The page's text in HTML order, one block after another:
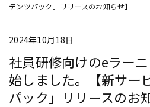
テンツパック」リリースのお知らせ】
2024年10月18日
社員研修向けのeラー
始しました。【新サー
パック」リリースのお